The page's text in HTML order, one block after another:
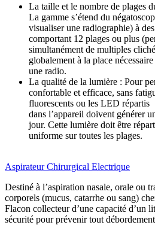
La taille et le nombre de plages
La gamme s’étend du
visualiser une radiographie) à
comportant 12 plages ou plus
simultanément de multiples
globalement à la place
une radio.
La qualité de la lumière : Pour
confortable et efficace, sans
fluorescents ou les LED répartis
dans l’appareil doivent générer
jour. Cette lumière doit être
uniforme sur toutes les plages.
Aspirateur Chirurgical Electrique
Destiné à l’aspiration nasale, orale ou
corporels (mucus, catarrhe ou sang)
Flacon collecteur d’une capacité d’un
sécurité pour prévenir tout